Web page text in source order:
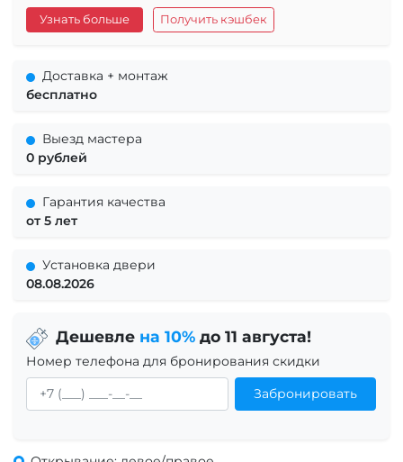
Узнать больше Получить кэшбек
Доставка + монтаж
бесплатно
Выезд мастера
0 рублей
Гарантия качества
от 5 лет
Установка двери
08.08.2026
Дешевле на 10%до 11 августа!
Номер телефона для бронирования скидки
Забронировать